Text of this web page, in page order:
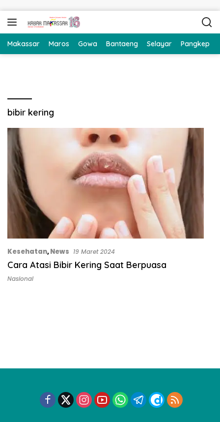
Makassar Maros Gowa Bantaeng Selayar Pangkep
bibir kering
Kesehatan,News 19 Maret 2024
Cara Atasi Bibir Kering Saat Berpuasa
Nasional